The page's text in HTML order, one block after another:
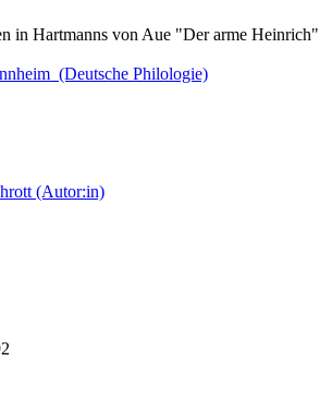
in Hartmanns von Aue "Der arme Heinrich"
(Deutsche Philologie)
(Autor:in)